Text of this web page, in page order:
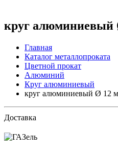
круг
Главная
Каталог металлопроката
Цветной прокат
Алюминий
Круг алюминиевый
круг алюминиевый Ø 12
Доставка